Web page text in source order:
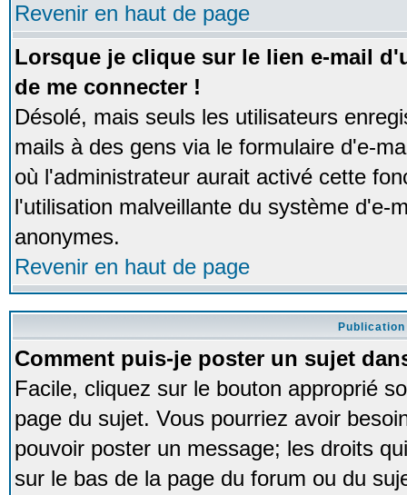
Revenir en haut de page
Lorsque je clique sur le lien e-mail
de me connecter !
Désolé, mais seuls les utilisateurs
mails à des gens via le formulaire d'e-
où l'administrateur aurait activé cette
l'utilisation malveillante du système d'e-
anonymes.
Revenir en haut de page
Publication
Comment puis-je poster un sujet
Facile, cliquez sur le bouton approprié
page du sujet. Vous pourriez avoir
pouvoir poster un message; les droits
sur le bas de la page du forum ou du